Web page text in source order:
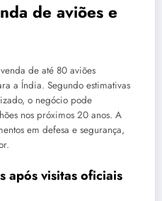
de aviões e
de até 80 aviões
a Índia. Segundo estimativas
o negócio pode
nos próximos 20 anos. A
em defesa e segurança,
após visitas oficiais